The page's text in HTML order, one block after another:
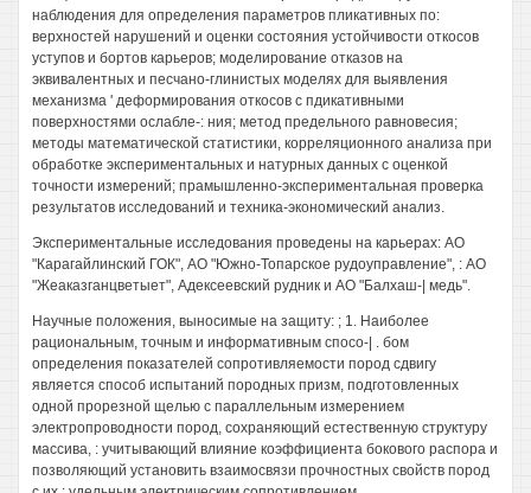
наблюдения для определения параметров пликативных по:
верхностей нарушений и оценки состояния устойчивости откосов
уступов и бортов карьеров; моделирование отказов на
эквивалентных и песчано-глинистых моделях для выявления
механизма ' деформирования откосов с пдикативными
поверхностями ослабле-: ния; метод предельного равновесия;
методы математической статистики, корреляционного анализа при
обработке экспериментальных и натурных данных с оценкой
точности измерений; прамышленно-экспериментальная проверка
результатов исследований и техника-экономический анализ.
Экспериментальные исследования проведены на карьерах: АО
"Карагайлинский ГОК", АО "Южно-Топарское рудоуправление", : АО
"Жеаказганцветыет", Адексеевский рудник и АО "Балхаш-| медь".
Научные положения, выносимые на защиту: ; 1. Наиболее
рациональным, точным и информативным спосо-| . бом
определения показателей сопротивляемости пород сдвигу
является способ испытаний породных призм, подготовленных
одной прорезной щелью с параллельным измерением
электропроводности пород, сохраняющий естественную структуру
массива, : учитывающий влияние коэффициента бокового распора и
позволяющий установить взаимосвязи прочностных свойств пород